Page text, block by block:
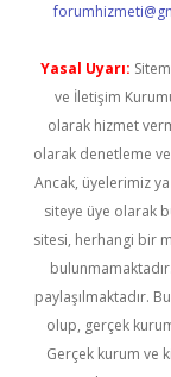
Yasal Uyarı:
ve İletişim
olarak hizmet
olarak denetleme
Ancak, üyelerimiz
siteye üye olarak
sitesi, herhangi bir
paylaşılmaktadır.
olup, gerçek
Gerçek kurum ve